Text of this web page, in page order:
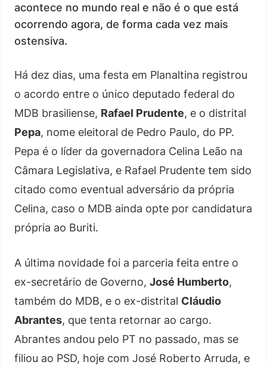
acontece no mundo real e não é o que está
ocorrendo agora, de forma cada vez mais
ostensiva.
Há dez dias, uma festa em Planaltina registrou
o acordo entre o único deputado federal do
MDB brasiliense, Rafael Prudente, e o distrital
Pepa, nome eleitoral de Pedro Paulo, do PP.
Pepa é o líder da governadora Celina Leão na
Câmara Legislativa, e Rafael Prudente tem sido
citado como eventual adversário da própria
Celina, caso o MDB ainda opte por candidatura
própria ao Buriti.
A última novidade foi a parceria feita entre o
ex-secretário de Governo, José Humberto,
também do MDB, e o ex-distrital Cláudio
Abrantes, que tenta retornar ao cargo.
Abrantes andou pelo PT no passado, mas se
filiou ao PSD, hoje com José Roberto Arruda, e